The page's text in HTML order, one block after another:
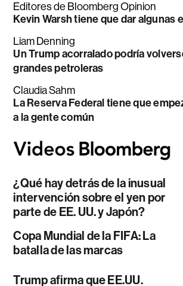
Editores de Bloomberg Opinion
Kevin Warsh tiene que dar algunas
Liam Denning
Un Trump acorralado podría
grandes petroleras
Claudia Sahm
La Reserva Federal tiene que
a la gente común
¿Qué hay detrás de la inusual
intervención sobre el yen por
parte de EE. UU. y Japón?
Copa Mundial de la FIFA: La
batalla de las marcas
Trump afirma que EE.UU.